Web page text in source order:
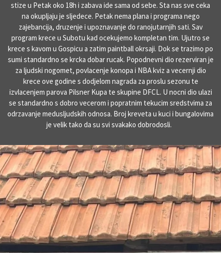
stize u Petak oko 18h i zabava ide sama od sebe. Sta nas sve ceka
na okupljaju je sljedece. Petak nema plana i programa nego
zajebancija, druzenje i upoznavanje do ranojutarnjih sati. Sav
program krece u Subotu kad ocekujemo kompletan tim. Ujutro se
krece s kavom u Gospicu a zatim paintball okrsaji. Dok se trazimo po
sumi standardno se krcka dobar rucak. Popodnevni dio rezerviran je
za ljudski nogomet, povlacenje konopa i NBA kviz a vecernji dio
krece ove godine s dodjelom nagrada za proslu sezonu te
izvlacenjem parova Pilsner Kupa te skupine DFCL. U nocni dio ulazi
se standardno s dobro vecerom i popratnim tekucim sredstvima za
odrzavanje medusljudskih odnosa. Broj kreveta u kuci i bungalovima
je velik tako da su svi svakako dobrodosli.